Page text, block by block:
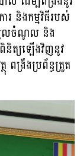
រ និងកម្មវិធីរបស់
រមូលចំណូល និង
និត្យឡើងវិញនូវ
ង្រឹងប្រព័ន្ធត្រួត